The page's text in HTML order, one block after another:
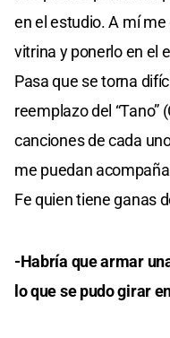
en el estudio. A mí
vitrina y ponerlo en el
Pasa que se torna
reemplazo del “Tano”
canciones de cada
me puedan
Fe quien tiene ganas
-Habría que armar
lo que se pudo girar